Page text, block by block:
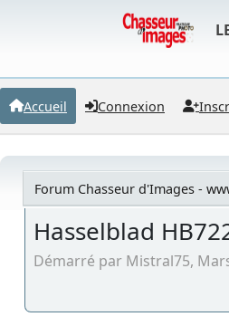
Accueil Connexion
Forum Chasseur d'Images -
Hasselblad
Démarré par Mistral75,